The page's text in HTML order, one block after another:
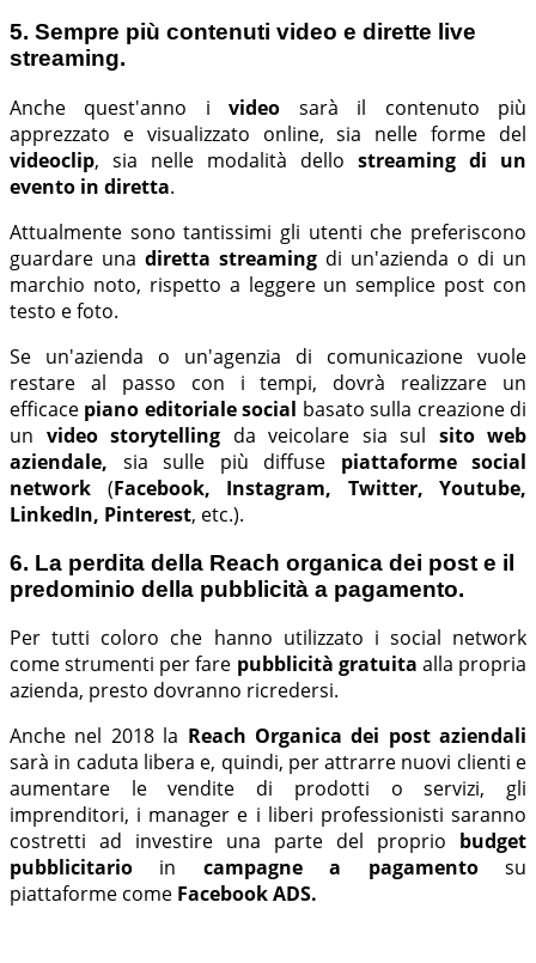
5. Sempre più contenuti video e dirette live
streaming.
Anche quest'anno ivideo sarà il contenuto più
apprezzato e visualizzato online, sia nelle forme del
videoclip, sia nelle modalità dello streaming di un
evento in diretta.
Attualmente sono tantissimi gli utenti che preferiscono
guardare una diretta streaming di un'azienda o di un
marchio noto, rispetto a leggere un semplice post con
testo e foto.
Se un'azienda o un'agenzia di comunicazione vuole
restare al passo con i tempi, dovrà realizzare un
efficace piano editoriale social basato sulla creazione di
un video storytelling da veicolare sia sul sito web
aziendale, sia sulle più diffuse piattaforme social
network (Facebook, Instagram, Twitter, Youtube,
LinkedIn, Pinterest, etc.).
6. La perdita della Reach organica dei post e il
predominio della pubblicità a pagamento.
Per tutti coloro che hanno utilizzato i social network
come strumenti per fare pubblicità gratuita alla propria
azienda, presto dovranno ricredersi.
Anche nel 2018 la Reach Organica dei post aziendali
sarà in caduta libera e, quindi, per attrarre nuovi clienti e
aumentare le vendite di prodotti o servizi, gli
imprenditori, i manager e i liberi professionisti saranno
costretti ad investire una parte del proprio budget
pubblicitario in campagne a pagamentosu
piattaforme come Facebook ADS.